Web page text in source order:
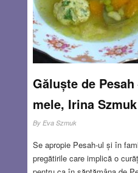
Read more…
MAR 22, 2018
Găluște de
mele, Irina Szmuk
By Eva Szmuk
Se apropie Pesah-ul și în
pregătirile care implică o